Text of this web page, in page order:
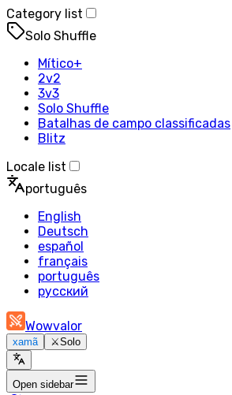
Category list
Solo Shuffle
Mítico+
2v2
3v3
Solo Shuffle
Batalhas de campo classificadas
Blitz
Locale list
português
English
Deutsch
español
français
português
русский
Wowvalor
xamã ⚔️Solo
Open sidebar